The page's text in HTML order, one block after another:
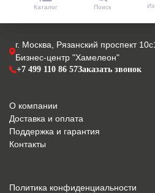
Каталог Поиск
г. Москва, Рязанский проспект
Бизнес-центр "Хамелеон"
+7 499 110 86 57Заказать звонок
О компании
Доставка и оплата
Поддержка и гарантия
Контакты
Политика конфиденциальности